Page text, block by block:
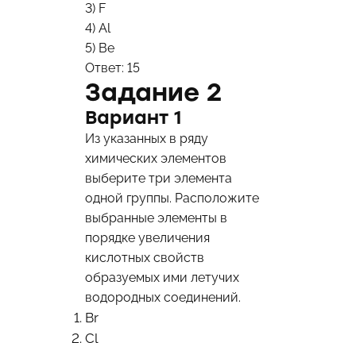
3) F
4) Al
5) Be
Ответ: 15
Задание 2
Вариант 1
Из указанных в ряду
химических элементов
выберите три элемента
одной группы. Расположите
выбранные элементы в
порядке увеличения
кислотных свойств
образуемых ими летучих
водородных соединений.
Br
Cl